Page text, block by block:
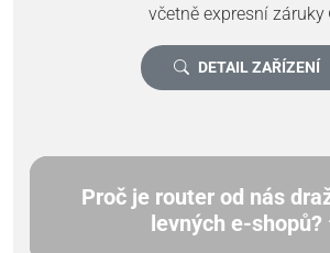
včetně expresní záruky
DETAIL ZAŘÍZENÍ
Proč je router od nás
levných e-shopů?